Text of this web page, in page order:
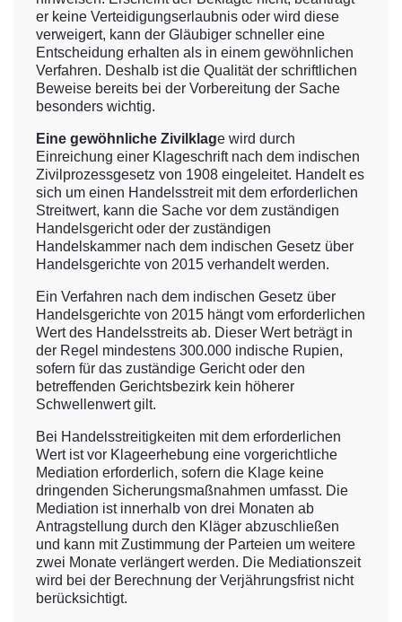
er keine Verteidigungserlaubnis oder wird diese
verweigert, kann der Gläubiger schneller eine
Entscheidung erhalten als in einem gewöhnlichen
Verfahren. Deshalb ist die Qualität der schriftlichen
Beweise bereits bei der Vorbereitung der Sache
besonders wichtig.
Eine gewöhnliche Zivilklage wird durch
Einreichung einer Klageschrift nach dem indischen
Zivilprozessgesetz von 1908 eingeleitet. Handelt es
sich um einen Handelsstreit mit dem erforderlichen
Streitwert, kann die Sache vor dem zuständigen
Handelsgericht oder der zuständigen
Handelskammer nach dem indischen Gesetz über
Handelsgerichte von 2015 verhandelt werden.
Ein Verfahren nach dem indischen Gesetz über
Handelsgerichte von 2015 hängt vom erforderlichen
Wert des Handelsstreits ab. Dieser Wert beträgt in
der Regel mindestens 300.000 indische Rupien,
sofern für das zuständige Gericht oder den
betreffenden Gerichtsbezirk kein höherer
Schwellenwert gilt.
Bei Handelsstreitigkeiten mit dem erforderlichen
Wert ist vor Klageerhebung eine vorgerichtliche
Mediation erforderlich, sofern die Klage keine
dringenden Sicherungsmaßnahmen umfasst. Die
Mediation ist innerhalb von drei Monaten ab
Antragstellung durch den Kläger abzuschließen
und kann mit Zustimmung der Parteien um weitere
zwei Monate verlängert werden. Die Mediationszeit
wird bei der Berechnung der Verjährungsfrist nicht
berücksichtigt.